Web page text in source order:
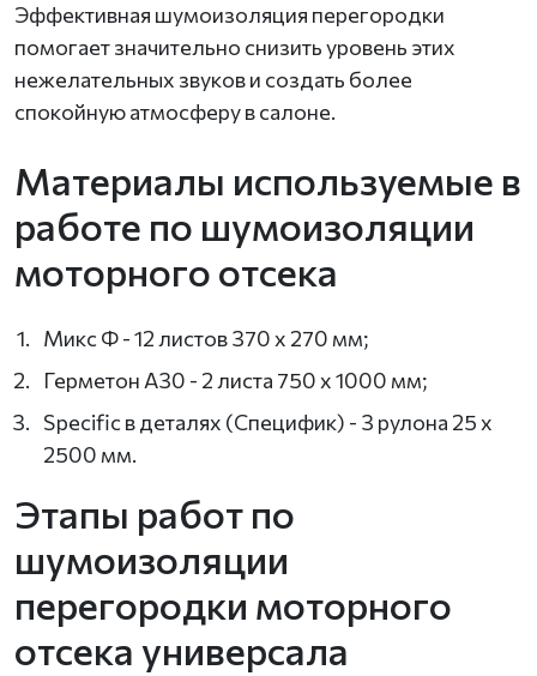
Эффективная шумоизоляция перегородки
помогает значительно снизить уровень этих
нежелательных звуков и создать более
спокойную атмосферу в салоне.
Материалы используемые в
работе по шумоизоляции
моторного отсека
Микс Ф - 12 листов 370 х 270 мм;
Герметон А30 - 2 листа 750 х 1000 мм;
Specific в деталях (Специфик) - 3 рулона 25 x
2500 мм.
Этапы работ по
шумоизоляции
перегородки моторного
отсека универсала